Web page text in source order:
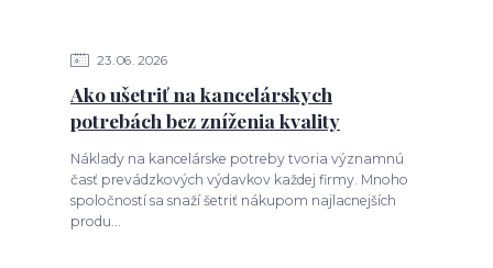
23 06 2026
Ako ušetriť na kancelárskych
potrebách bez zníženia kvality
Náklady na kancelárske potreby tvoria významnú
časť prevádzkových výdavkov každej firmy. Mnoho
spoločností sa snaží šetriť nákupom najlacnejších
produ...